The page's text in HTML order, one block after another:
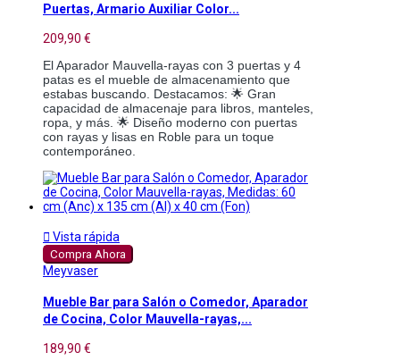
Puertas, Armario Auxiliar Color...
209,90 €
El Aparador Mauvella-rayas con 3 puertas y 4
patas es el mueble de almacenamiento que
estabas buscando. Destacamos: 🌟 Gran
capacidad de almacenaje para libros, manteles,
ropa, y más. 🌟 Diseño moderno con puertas
con rayas y lisas en Roble para un toque
contemporáneo.
 Vista rápida
Compra Ahora
Meyvaser
Mueble Bar para Salón o Comedor, Aparador
de Cocina, Color Mauvella-rayas,...
189,90 €